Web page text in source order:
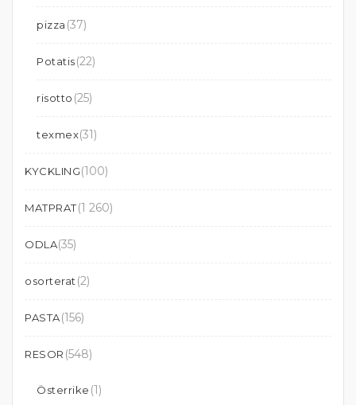
pizza (37)
Potatis(22)
risotto (25)
texmex(31)
KYCKLING(100)
MATPRAT(1 260)
ODLA(35)
osorterat (2)
PASTA(156)
RESOR (548)
Österrike (1)